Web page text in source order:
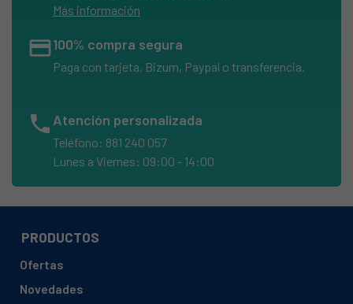
Más información
credit_card100% compra segura
Paga con tarjeta, Bizum, Paypal o transferencia.
phone Atención personalizada
Teléfono: 881 240 057
Lunes a Viernes: 09:00 - 14:00
PRODUCTOS
Ofertas
Novedades